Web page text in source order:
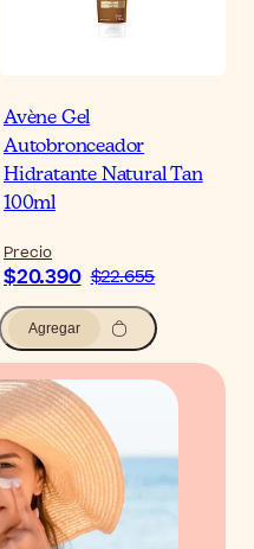
Avène Gel
Autobronceador
Hidratante Natural Tan
100ml
Precio
$20.390 $22.655
Agregar